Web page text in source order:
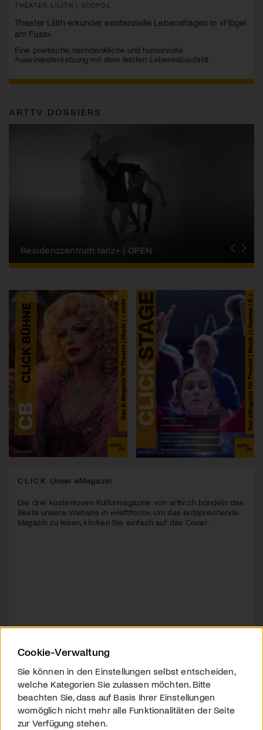
THEATER LILITH | SÜDPOL
Theater Lilith erkundet existenzielle Lebensfragen in «Flügel
am Fuss»
Eine poetische, nachdenkliche und humorvolle
Auseinandersetzung mit dem letzten Lebensabschnitt
ARTTV DOSSIERS
Migros-Kulturprozent | Tanzfestival Steps
Residenzzentrum tanz+ | OPEN
Tanzszene Schweiz
CLICK Unser eMagazin
Die drei kostenlosen Kulturmagazine von arttv.ch bündeln das
Beste unsere Website in «Heftform». Um das entsprechende
Magazin zu lesen, klicken Sie einfach auf das Cover.
Cookie-Verwaltung
Sie können in den Einstellungen selbst entscheiden,
welche Kategorien Sie zulassen möchten. Bitte
beachten Sie, dass auf Basis Ihrer Einstellungen
womöglich nicht mehr alle Funktionalitäten der Seite
zur Verfügung stehen.